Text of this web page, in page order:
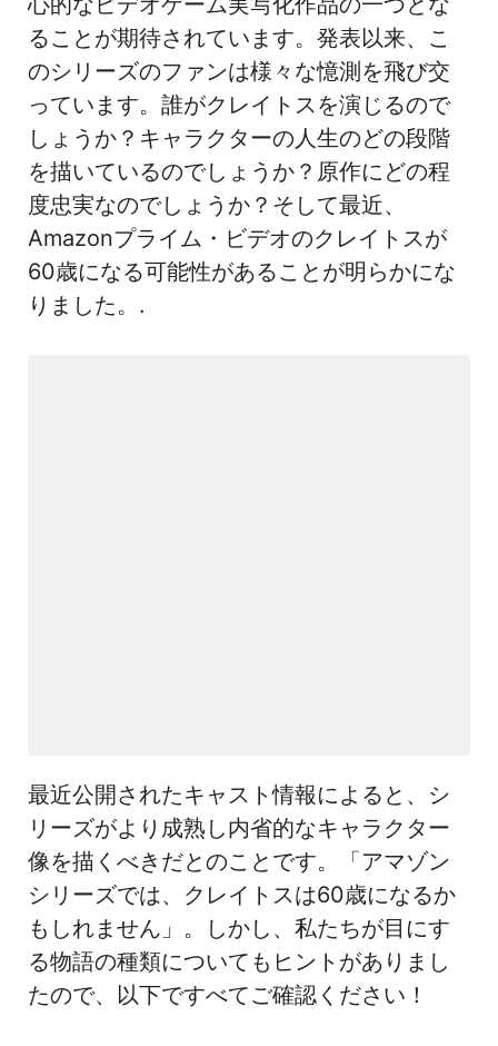
ることが期待されています。発表以来、こ
のシリーズのファンは様々な憶測を飛び交
っています。誰がクレイトスを演じるので
しょうか？キャラクターの人生のどの段階
を描いているのでしょうか？原作にどの程
度忠実なのでしょうか？そして最近、
Amazonプライム・ビデオのクレイトスが
60歳になる可能性があることが明らかにな
りました。.
最近公開されたキャスト情報によると、シ
リーズがより成熟し内省的なキャラクター
像を描くべきだとのことです。「アマゾン
シリーズでは、クレイトスは60歳になるか
もしれません」。しかし、私たちが目にす
る物語の種類についてもヒントがありまし
たので、以下ですべてご確認ください！